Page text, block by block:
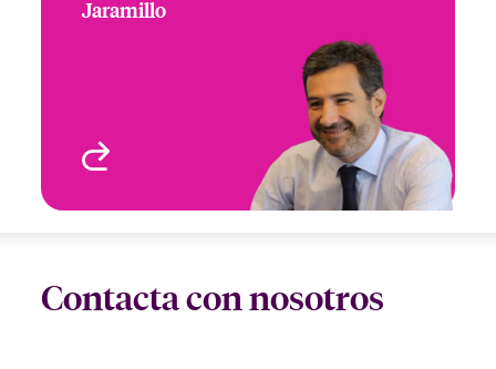
Jaramillo
Miami, FL, USA
Contacta con nosotros